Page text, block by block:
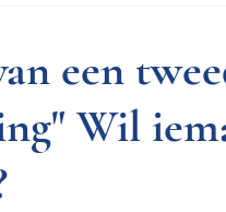
een
Wil